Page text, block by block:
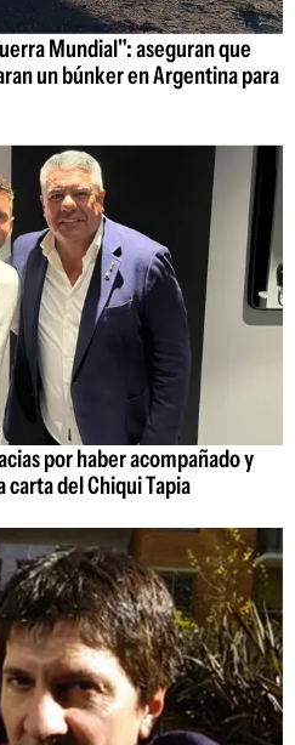
Mundial": aseguran que
un búnker en Argentina para
por haber acompañado y
del Chiqui Tapia